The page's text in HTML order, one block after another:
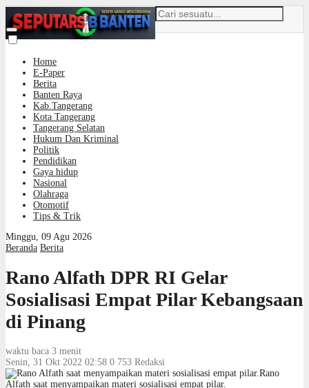
Home
E-Paper
Berita
Banten Raya
Kab.Tangerang
Kota Tangerang
Tangerang Selatan
Hukum Dan Kriminal
Politik
Pendidikan
Gaya hidup
Nasional
Olahraga
Otomotif
Tips & Trik
Minggu, 09 Agu 2026
Beranda Berita
Rano Alfath DPR RI Gelar
Sosialisasi Empat Pilar Kebangsaan
di Pinang
waktu baca 3 menit
Senin, 31 Okt 2022 02:58 0 753 Redaksi
Rano
Alfath saat menyampaikan materi sosialisasi empat pilar.